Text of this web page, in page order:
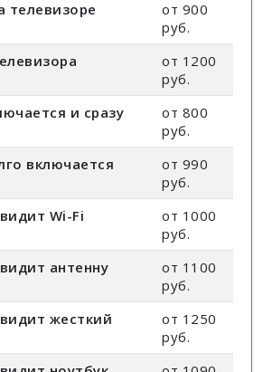
телевизоре
от 900
руб.
от 1200
руб.
и сразу
от 800
руб.
включается
от 990
руб.
Wi-Fi
от 1000
руб.
антенну
от 1100
руб.
жесткий
от 1250
руб.